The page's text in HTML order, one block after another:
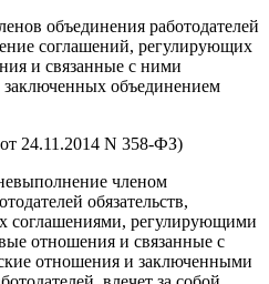
объединения работодателей
соглашений, регулирующих
и связанные с ними
объединением
24.11.2014 N 358-ФЗ)
членом
обязательств,
соглашениями, регулирующими
отношения и связанные с
отношения и заключенными